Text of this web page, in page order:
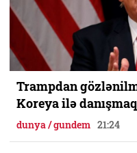
Trampdan
Koreya ilə
dunya / gundem 21:24